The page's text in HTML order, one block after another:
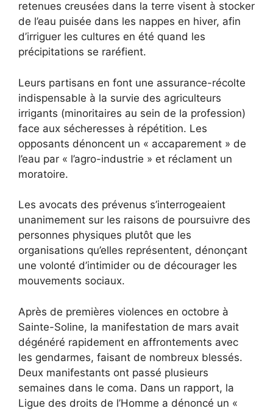
retenues creusées dans la terre visent à stocker
de l’eau puisée dans les nappes en hiver, afin
d’irriguer les cultures en été quand les
précipitations se raréfient.
Leurs partisans en font une assurance-récolte
indispensable à la survie des agriculteurs
irrigants (minoritaires au sein de la profession)
face aux sécheresses à répétition. Les
opposants dénoncent un « accaparement » de
l’eau par « l’agro-industrie » et réclament un
moratoire.
Les avocats des prévenus s’interrogeaient
unanimement sur les raisons de poursuivre des
personnes physiques plutôt que les
organisations qu’elles représentent, dénonçant
une volonté d’intimider ou de décourager les
mouvements sociaux.
Après de premières violences en octobre à
Sainte-Soline, la manifestation de mars avait
dégénéré rapidement en affrontements avec
les gendarmes, faisant de nombreux blessés.
Deux manifestants ont passé plusieurs
semaines dans le coma. Dans un rapport, la
Ligue des droits de l’Homme a dénoncé un «